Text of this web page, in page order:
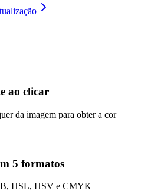
ao clicar
da imagem para obter a cor
5 formatos
HSL, HSV e CMYK